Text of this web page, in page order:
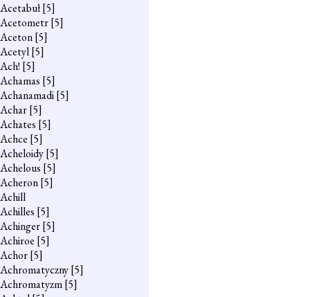
Acetabuł[5]
Acetometr[5]
Aceton[5]
Acetyl[5]
Ach! [5]
Achamas [5]
Achanamadi[5]
Achar[5]
Achates [5]
Achce [5]
Acheloidy[5]
Achelous [5]
Acheron[5]
Achill
Achilles [5]
Achinger[5]
Achiroe [5]
Achor[5]
Achromatyczny[5]
Achromatyzm[5]